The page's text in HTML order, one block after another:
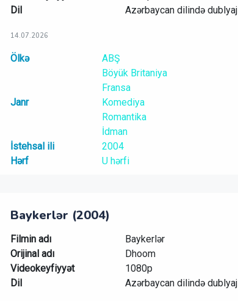
Dil
Azərbaycan dilində dublyaj
14.07.2026
Ölkə
ABŞ
Böyük Britaniya
Fransa
Janr
Komediya
Romantika
İdman
İstehsal ili
2004
Hərf
U hərfi
Baykerlər (2004)
Filmin adı
Baykerlər
Orijinal adı
Dhoom
Videokeyfiyyət
1080p
Dil
Azərbaycan dilində dublyaj